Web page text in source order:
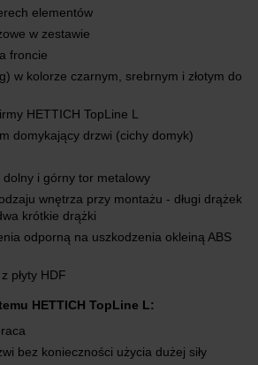
elementów
w zestawie
froncie
w kolorze czarnym, srebrnym i złotym do
HETTICH TopLine L
domykający drzwi (cichy domyk)
i górny tor metalowy
wnętrza przy montażu - długi drążek
krótkie drążki
odporną na uszkodzenia okleiną ABS
płyty HDF
HETTICH TopLine L:
bez konieczności użycia dużej siły